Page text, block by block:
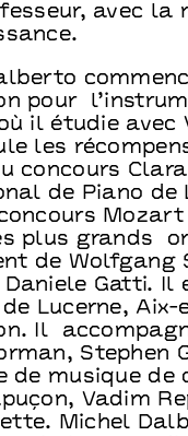
avec la
pour
il étudie
les
concours
de Piano de
Mozart
plus grands
de
Daniele Gatti. Il
Lucerne, Aix-
Il
Stephen
de musique de
Vadim
Michel